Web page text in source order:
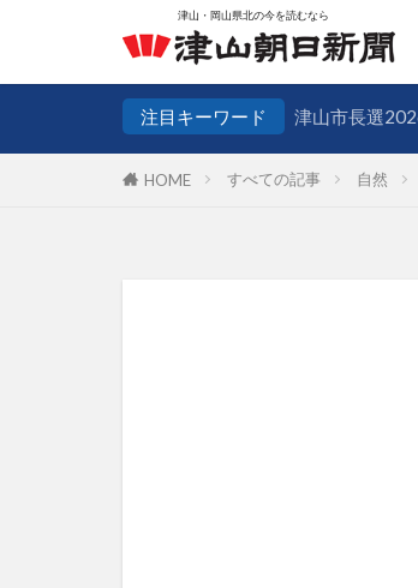
注目キーワード 津山市長選
HOME すべての記事 自然